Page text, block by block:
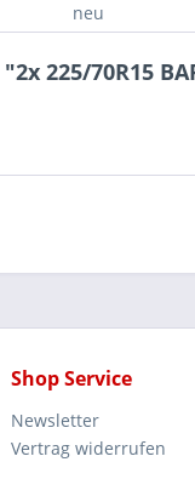
neu
225/70R15
Shop Service
Newsletter
Vertrag widerrufen